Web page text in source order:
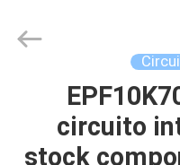
PRODOTTI
Blueto
Electronics&Communication
circuito
stock